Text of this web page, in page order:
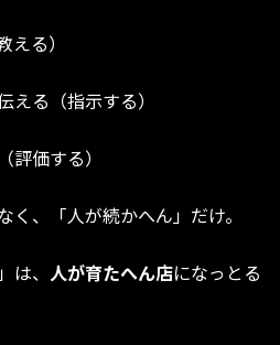
る）
える（指示する）
評価する）
く、「人が続かへん」だけ。
、 人が育たへん店になっとる